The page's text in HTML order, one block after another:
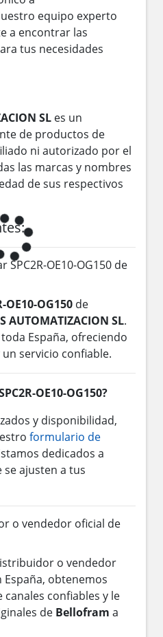
equipo experto
a encontrar las
tus necesidades
SL es un
de productos de
ni autorizado por el
las marcas y nombres
de sus respectivos
OE10-OG150 de
OE10-OG150 de
AUTOMATIZACION SL.
España, ofreciendo
servicio confiable.
OE10-OG150?
y disponibilidad,
formulario de
dedicados a
ajusten a tus
o vendedor oficial de
o vendedor
España, obtenemos
confiables y le
de Bellofram a